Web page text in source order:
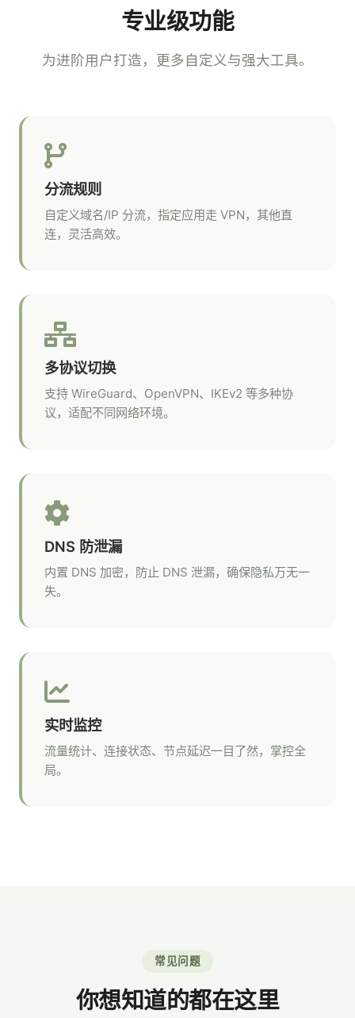
专业级功能
为进阶用户打造，更多自定义与强大工具。
分流规则
自定义域名/IP 分流，指定应用走 VPN，其他直
连，灵活高效。
多协议切换
支持 WireGuard、OpenVPN、IKEv2 等多种协
议，适配不同网络环境。
DNS 防泄漏
内置 DNS 加密，防止 DNS 泄漏，确保隐私万无一
失。
实时监控
流量统计、连接状态、节点延迟一目了然，掌控全
局。
常见问题
你想知道的都在这里